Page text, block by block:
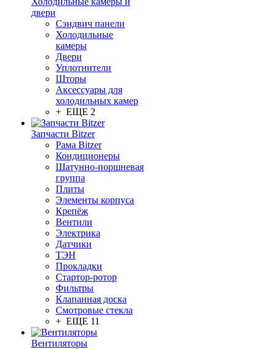
двери
Сэндвич панели
Холодильные
камеры
Двери
Уплотнители
Шторы
Аксессуары для
холодильных камер
+ ЕЩЕ 2
Запчасти Bitzer
Рама Bitzer
Кондиционеры
Шатунно-поршневая
группа
Плиты
Элементы корпуса
Крепёж
Вентили
Электрика
Датчики
ТЭН
Прокладки
Стартор-ротор
Фильтры
Клапанная доска
Смотровые стекла
+ ЕЩЕ 11
Вентиляторы